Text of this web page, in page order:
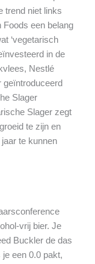
trend niet links
Foods een belang
‘vegetarisch
in de
Nestlé
geïntroduceerd
Slager
Slager zegt
te zijn en
te kunnen
vrij bier. Je
Buckler de das
een 0.0 pakt,